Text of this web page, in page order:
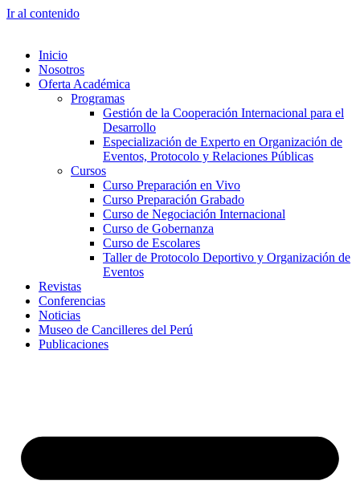
Ir al contenido
Inicio
Nosotros
Oferta Académica
Programas
Gestión de la Cooperación Internacional para el
Desarrollo
Especialización de Experto en Organización de
Eventos, Protocolo y Relaciones Públicas
Cursos
Curso Preparación en Vivo
Curso Preparación Grabado
Curso de Negociación Internacional
Curso de Gobernanza
Curso de Escolares
Taller de Protocolo Deportivo y Organización de
Eventos
Revistas
Conferencias
Noticias
Museo de Cancilleres del Perú
Publicaciones